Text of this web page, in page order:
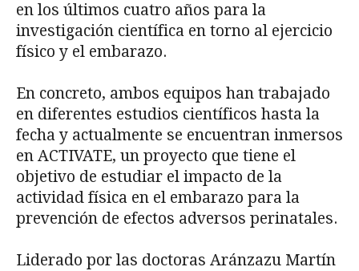
en los últimos cuatro años para la
investigación científica en torno al ejercicio
físico y el embarazo.
En concreto, ambos equipos han trabajado
en diferentes estudios científicos hasta la
fecha y actualmente se encuentran inmersos
en ACTIVATE, un proyecto que tiene el
objetivo de estudiar el impacto de la
actividad física en el embarazo para la
prevención de efectos adversos perinatales.
Liderado por las doctoras Aránzazu Martín